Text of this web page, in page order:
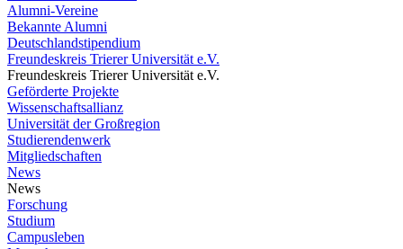
Alumni-Vereine
Bekannte Alumni
Deutschlandstipendium
Freundeskreis Trierer Universität e.V.
Freundeskreis Trierer Universität e.V.
Geförderte Projekte
Wissenschaftsallianz
Universität der Großregion
Studierendenwerk
Mitgliedschaften
News
News
Forschung
Studium
Campusleben